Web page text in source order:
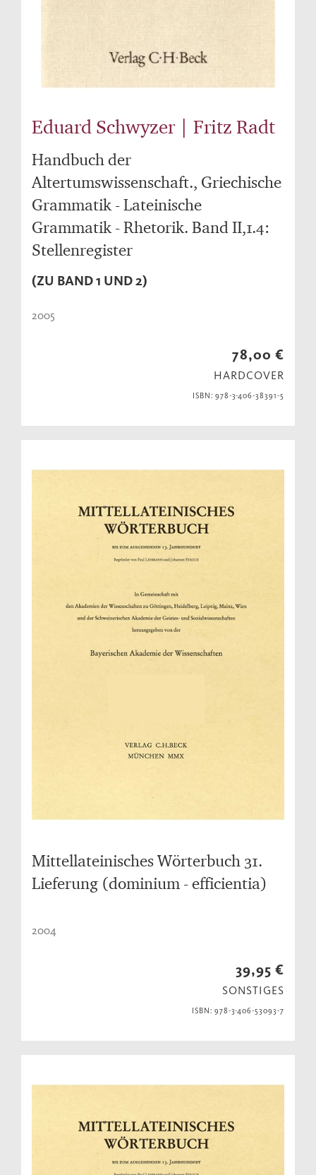
Eduard Schwyzer | Fritz Radt
Handbuch der
Altertumswissenschaft., Griechische
Grammatik - Lateinische
Grammatik - Rhetorik. Band II,1.4:
Stellenregister
(ZU BAND 1 UND 2)
2005
78,00 €
HARDCOVER
ISBN: 978-3-406-38391-5
Mittellateinisches Wörterbuch 31.
Lieferung (dominium - efficientia)
2004
39,95 €
SONSTIGES
ISBN: 978-3-406-53093-7